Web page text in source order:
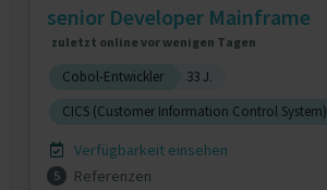
senior Developer Mainframe
zuletzt online vor wenigen Tagen
Cobol-Entwickler
33 J.
CICS (Customer Information Control System)
Verfügbarkeit einsehen
5
Referenzen